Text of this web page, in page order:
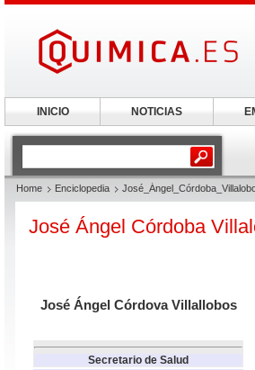
Home Enciclopedia
José Ángel Córdoba
José Ángel Córdova Villallobos
Secretario de Salud
INICIO NOTICIAS